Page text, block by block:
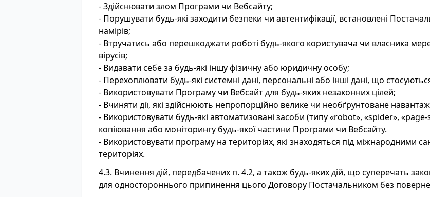
- Здійснювати злом Програми чи Вебсайту;
- Порушувати будь-які заходити безпеки чи автентифікації, встановлені
намірів;
- Втручатись або перешкоджати роботі будь-якого користувача чи власника
вірусів;
- Видавати себе за будь-які іншу фізичну або юридичну особу;
- Перехоплювати будь-які системні дані, персональні або інші дані, що
- Використовувати Програму чи Вебсайт для будь-яких незаконних цілей;
- Вчиняти дії, які здійснюють непропорційно велике чи необґрунтоване
- Використовувати будь-які автоматизовані засоби (типу «robot», «spider»,
копіювання або моніторингу будь-якої частини Програми чи Вебсайту.
- Використовувати програму на територіях, які знаходяться під міжнародними
територіях.
4.3. Вчинення дій, передбачених п. 4.2, а також будь-яких дій, що суперечать
для одностороннього припинення цього Договору Постачальником без